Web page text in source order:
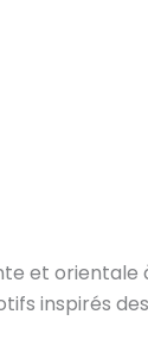
et
inspirés